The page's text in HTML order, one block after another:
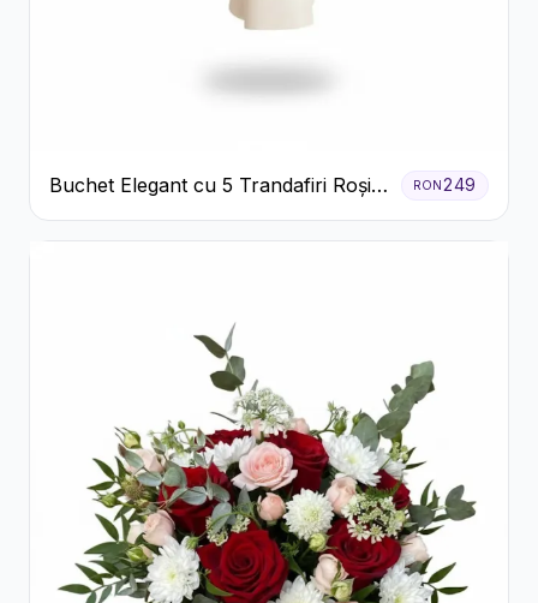
Buchet Elegant cu 5 Trandafiri Roșii
și Eucalipt
RON249